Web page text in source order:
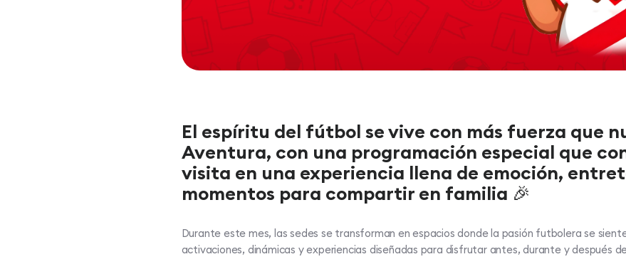
El espíritu del fútbol se vive con más fuerza que
Aventura, con una programación especial que
visita en una experiencia llena de emoción,
momentos para compartir en familia 🎉
Durante este mes, las sedes se transforman en espacios donde la pasión futbolera se
activaciones, dinámicas y experiencias diseñadas para disfrutar antes, durante y después